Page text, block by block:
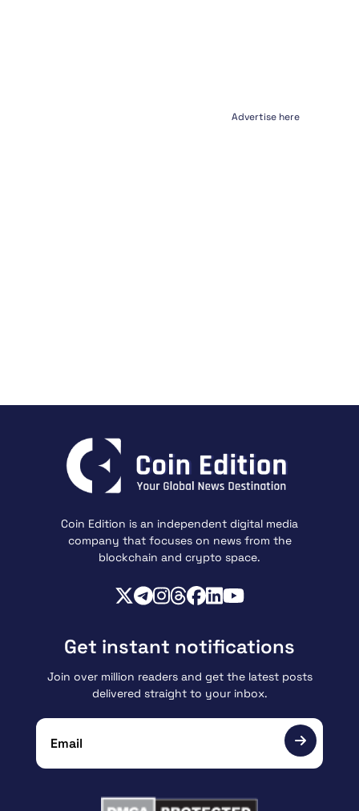
Advertise here
Coin Edition is an independent digital media
company that focuses on news from the
blockchain and crypto space.
Get instant notifications
Join over million readers and get the latest posts
delivered straight to your inbox.